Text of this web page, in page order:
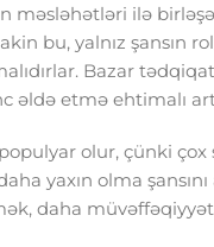
məsləhətləri ilə
bu, yalnız şansın
Bazar
əldə etmə ehtimalı
olur, çünki
yaxın olma
daha